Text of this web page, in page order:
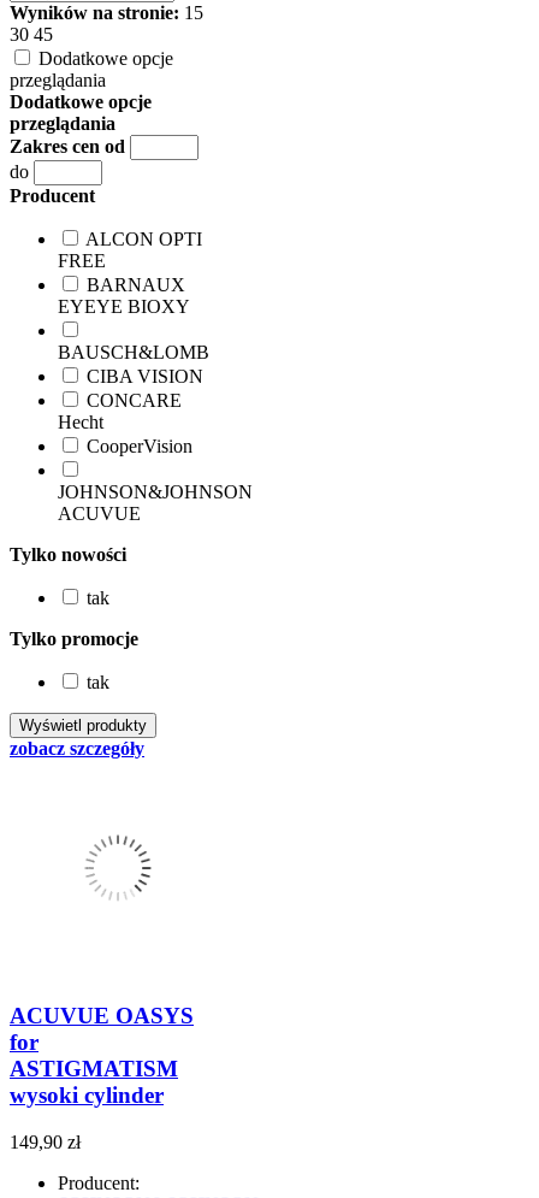
Wyników na stronie: 15
30 45
Dodatkowe opcje
przeglądania
Dodatkowe opcje
przeglądania
Zakres cen od
do
Producent
ALCON OPTI
FREE
BARNAUX
EYEYE BIOXY
BAUSCH&LOMB
CIBA VISION
CONCARE
Hecht
CooperVision
JOHNSON&JOHNSON
ACUVUE
Tylko nowości
tak
Tylko promocje
tak
zobacz szczegóły
ACUVUE OASYS
for
ASTIGMATISM
wysoki cylinder
149,90 zł
Producent: